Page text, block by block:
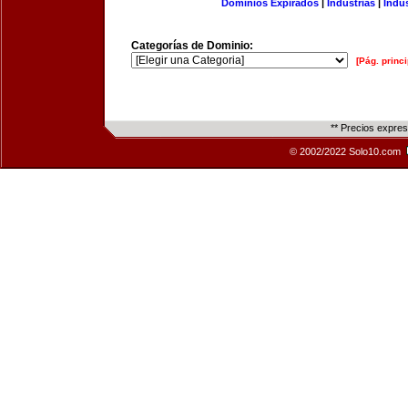
Dominios Expirados | Industrias |
Categorías de Dominio:
[Pág.
** Precios
© 2002/2022 Solo10.com